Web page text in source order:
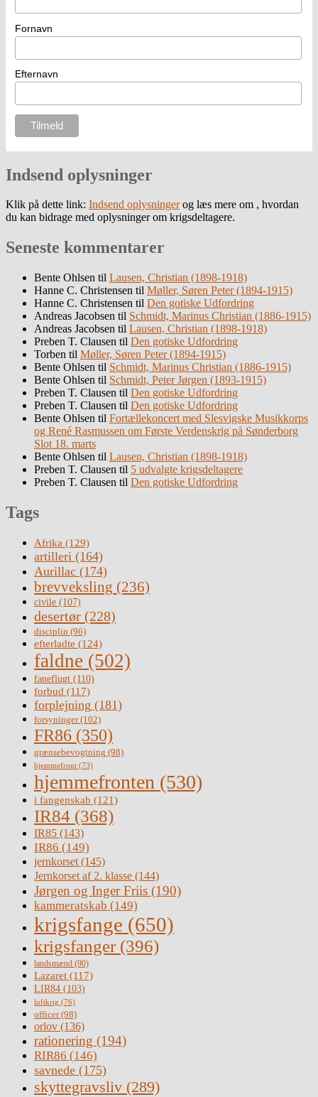
Fornavn
Efternavn
Indsend oplysninger
Klik på dette link: Indsend oplysningerog læs mere om , hvordan
du kan bidrage med oplysninger om krigsdeltagere.
Seneste kommentarer
Bente Ohlsen til Lausen, Christian (1898-1918)
Hanne C. Christensen til Møller, Søren Peter (1894-1915)
Hanne C. Christensen til Den gotiske Udfordring
Andreas Jacobsen til Schmidt, Marinus Christian (1886-1915)
Andreas Jacobsen til Lausen, Christian (1898-1918)
Preben T. Clausen til Den gotiske Udfordring
Torben til Møller, Søren Peter (1894-1915)
Bente Ohlsen til Schmidt, Marinus Christian (1886-1915)
Bente Ohlsen til Schmidt, Peter Jørgen (1893-1915)
Preben T. Clausen til Den gotiske Udfordring
Preben T. Clausen til Den gotiske Udfordring
Bente Ohlsen til Fortællekoncert med Slesvigske Musikkorps
og René Rasmussen om Første Verdenskrig på Sønderborg
Slot 18. marts
Bente Ohlsen til Lausen, Christian (1898-1918)
Preben T. Clausen til 5 udvalgte krigsdeltagere
Preben T. Clausen til Den gotiske Udfordring
Tags
Afrika (129)
artilleri (164)
Aurillac (174)
brevveksling (236)
civile (107)
desertør (228)
disciplin (96)
efterladte (124)
faldne (502)
faneflugt (110)
forbud (117)
forplejning (181)
forsyninger(102)
FR86 (350)
grænsebevogtning (98)
hjemmefront (73)
hjemmefronten (530)
i fangenskab (121)
IR84 (368)
IR85 (143)
IR86 (149)
jernkorset(145)
Jernkorset af 2. klasse (144)
Jørgen og Inger Friis (190)
kammeratskab (149)
krigsfange (650)
krigsfanger (396)
landsmænd (90)
Lazaret (117)
LIR84 (103)
luftkrig (76)
officer(98)
orlov (136)
rationering (194)
RIR86 (146)
savnede (175)
skyttegravsliv (289)